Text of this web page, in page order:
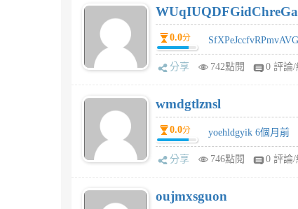
0.0分
分享 742點閱 0 評論/
wmdgtlznsl
0.0分 yoehldgyik 6個月前
分享 746點閱 0 評論/
oujmxsguon